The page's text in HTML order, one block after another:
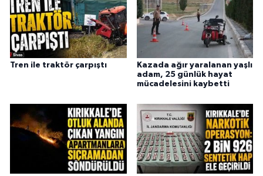
Tren ile traktör çarpıştı
Kazada ağır yaralanan yaşlı
adam, 25 günlük hayat
mücadelesini kaybetti